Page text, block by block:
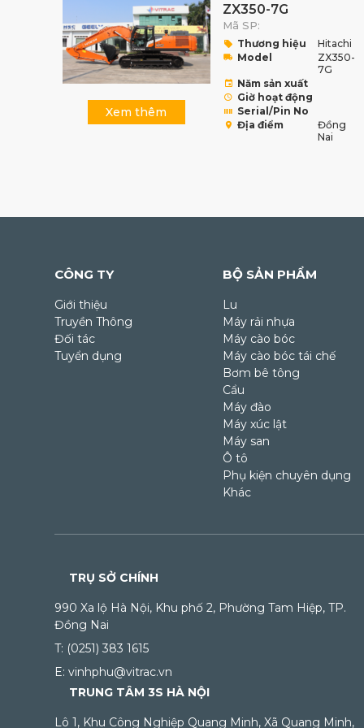
Xem thêm
ZX350-7G
Mã SP:
Thương hiệu
Hitachi
Model
ZX350-
7G
Năm sản xuất
Giờ hoạt động
Serial/Pin No
Địa điểm
Đồng
Nai
CÔNG TY
Giới thiệu
Truyền Thông
Đối tác
Tuyển dụng
BỘ SẢN PHẨM
Lu
Máy rải nhựa
Máy cào bóc
Máy cào bóc tái chế
Bơm bê tông
Cẩu
Máy đào
Máy xúc lật
Máy san
Ô tô
Phụ kiện chuyên dụng
Khác
TRỤ SỞ CHÍNH
990 Xa lộ Hà Nội, Khu phố 2, Phường Tam Hiệp, TP.
Đồng Nai
T: (0251) 383 1615
E: vinhphu@vitrac.vn
TRUNG TÂM 3S HÀ NỘI
Lô 1, Khu Công Nghiệp Quang Minh, Xã Quang Minh,